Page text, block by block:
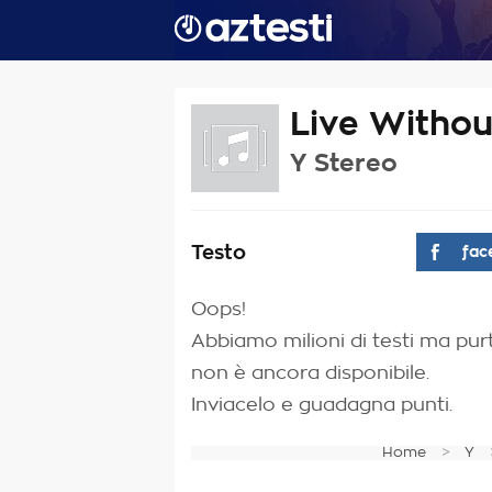
Live
Y Stereo
Testo
Oops!
Abbiamo milioni di testi ma
non è ancora disponibile.
Inviacelo e guadagna punti.
Home Y